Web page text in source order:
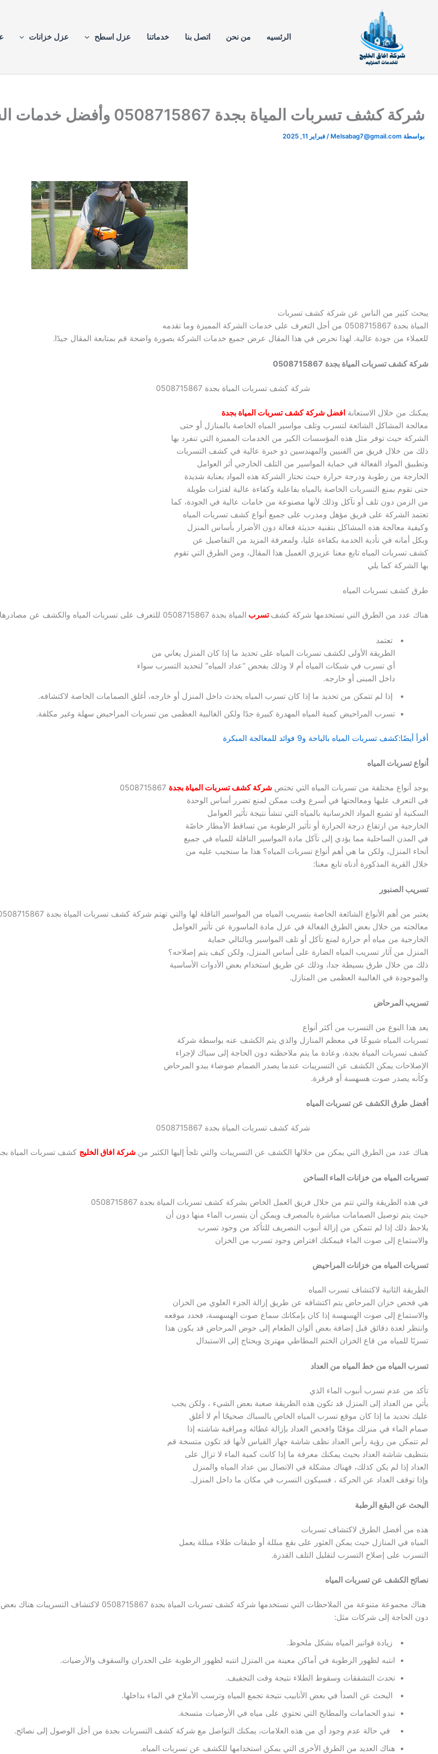
الرئسيه من نحن اتصل بنا خدماتنا عزل اسطح عزل خزانات
شركة كشف تسربات المياة بجدة 0508715867 وأفضل خدمات الشركة
بواسطة Melsabag7@gmail.com
/ فبراير 11, 2025
يبحث كثير من الناس عن شركة كشف تسربات
المياة بجدة 0508715867 من أجل التعرف على خدمات الشركة المميزة وما تقدمه
للعملاء من جودة عالية. لهذا نحرص في هذا المقال عرض جميع خدمات الشركة بصورة واضحة قم بمتابعة المقال جيدًا.
شركة كشف تسربات المياة بجدة 0508715867
شركة كشف تسربات المياة بجدة 0508715867
يمكنك من خلال الاستعانة افضل شركة كشف تسربات المياة بجدة
معالجة المشاكل الشائعة لتسرب وتلف مواسير المياه الخاصة بالمنازل أو حتى
الشركة حيث توفر مثل هذه المؤسسات الكير من الخدمات المميزة التي تنفرد بها
ذلك من خلال فريق من الفنيين والمهندسين ذو خبرة عالية في كشف التسربات
وتطبيق المواد الفعالة في حماية المواسير من التلف الخارجي أثر العوامل
الخارجة من رطوبة ودرجة حرارة حيث تختار الشركة هذه المواد بعناية شديدة
حتى تقوم بمنع التسربات الخاصة بالمياه بفاعلية وكفاءة عالية لفترات طويلة
من الزمن دون تلف أو تآكل وذلك لأنها مصنوعة من خامات عالية في الجودة، كما
تعتمد الشركة على فريق مؤهل ومدرب على جميع أنواع كشف تسربات المياه
وكيفية معالجة هذه المشاكل بتقنية حديثة فعالة دون الأضرار بأساس المنزل
وبكل أمانه في تأدية الخدمة بكفاءة عليا، ولمعرفة المزيد من التفاصيل عن
كشف تسربات المياه تابع معنا عزيزي العميل هذا المقال، ومن الطرق التي تقوم
بها الشركة كما يلي
طرق كشف تسربات المياه
هناك عدد من الطرق التي تستخدمها شركة كشف تسرب المياة بجدة 0508715867 للتعرف على تسربات المياه والكشف عن مصادرها
تعتمد
الطريقة الأولى لكشف تسربات المياه على تحديد ما إذا كان المنزل يعاني من
أي تسرب في شبكات المياه أم لا وذلك بفحص “عداد المياه” لتحديد التسرب سواء
داخل المبنى أو خارجه.
إذا لم تتمكن من تحديد ما إذا كان تسرب المياه يحدث داخل المنزل أو خارجه، أغلق الصمامات الخاصة لاكتشافه.
تسرب المراحيض كمية المياه المهدرة كبيرة جدًا ولكن الغالبية العظمى من تسربات المراحيض سهلة وغير مكلفة.
أقرأ أيضًا:كشف تسربات المياه بالباحة و9 فوائد للمعالجة المبكرة
أنواع تسربات المياه
يوجد أنواع مختلفة من تسربات المياه التي تختص شركة كشف تسربات المياة بجدة
في التعرف عليها ومعالجتها في أسرع وقت ممكن لمنع تضرر أساس الوحدة
السكنية أو تشبع المواد الخرسانية بالمياه التي تنشأ نتيجة تأثير العوامل
الخارجية من ارتفاع درجة الحرارة أو تأثير الرطوبة من تساقط الأمطار خاصًة
في المدن الساحلية مما يؤدي إلى تآكل مادة المواسير الناقلة للمياه في جميع
أنحاء المنزل، ولكن ما هي أهم أنواع تسربات المياه؟ هذا ما سنجيب عليه من
خلال القرية المذكورة أدناه تابع معنا:
تسريب الصنبور
يعتبر من أهم الأنواع الشائعة الخاصة بتسريب المياه من المواسير الناقلة لها والتي تهتم شركة كشف تسربات المياة بجدة 0508715867
معالجته من خلال بعض الطرق الفعالة في عزل مادة الماسورة عن تأثير العوامل
الخارجية من مياه أم حرارة لمنع تآكل أو تلف المواسير وبالتالي حماية
المنزل من آثار تسريب المياه الضارة على أساس المنزل، ولكن كيف يتم إصلاحه؟
ذلك من خلال طرق بسيطة جدا، وذلك عن طريق استخدام بعض الأدوات الأساسية
والموجودة في الغالبية العظمى من المنازل.
تسريب المرحاض
يعد هذا النوع من التسرب من أكثر أنواع
تسربات المياه شيوعًا في معظم المنازل والذي يتم الكشف عنه بواسطة شركة
كشف تسربات المياة بجدة، وعادة ما يتم ملاحظته دون الحاجة إلى سباك لإجراء
الإصلاحات يمكن الكشف عن التسريبات عندما يصدر الصمام ضوضاء يبدو المرحاض
وكأنه يصدر صوت هسهسة أو قرقرة.
أفضل طرق الكشف عن تسربات المياه
شركة كشف تسربات المياة بجدة 0508715867
هناك عدد من الطرق التي يمكن من خلالها الكشف عن التسريبات والتي تلجأ إليها الكثير من شركة افاق الخليج كشف تسربات المياة بجدة
تسربات المياه من خزانات الماء الساخن
في هذه الطريقة والتي تتم من خلال فريق العمل الخاص بشركة كشف تسربات المياة بجدة 0508715867
حيث يتم توصيل الصمامات مباشرة بالمصرف ويمكن أن يتسرب الماء منها دون أن
يلاحظ ذلك إذا لم تتمكن من إزالة أنبوب التصريف للتأكد من وجود تسرب
والاستماع إلى صوت الماء فيمكنك افتراض وجود تسرب من الخزان
تسربات المياه من خزانات المراحيض
الطريقة الثانية لاكتشاف تسرب المياه
هي فحص خزان المرحاض يتم اكتشافه عن طريق إزالة الجزء العلوي من الخزان
والاستماع إلى صوت الهسهسة إذا كان بإمكانك سماع صوت الهسهسة، فحدد موقعه
وانتظر لعدة دقائق قبل إضافة بعض ألوان الطعام إلى حوض المرحاض قد يكون هذا
تسربًا للمياه من قاع الخزان الختم المطاطي مهترئ ويحتاج إلى الاستبدال
تسرب المياه من خط المياه من العداد
تأكد من عدم تسرب أنبوب الماء الذي
يأتي من العداد إلى المنزل قد تكون هذه الطريقة صعبة بعض الشيء ، ولكن يجب
عليك تحديد ما إذا كان موقع تسرب المياه الخاص بالسباك صحيحًا أم لا أغلق
صمام الماء في منزلك مؤقتًا وافحص العداد بإزالة غطائه ومراقبة شاشته إذا
لم تتمكن من رؤية رأس العداد نظف شاشة جهاز القياس لأنها قد تكون متسخة قم
بتنظيف شاشة العداد بحيث يمكنك معرفة ما إذا كانت كمية الماء لا تزال على
العداد إذا لم يكن كذلك، فهناك مشكلة في الاتصال بين عداد المياه والمنزل
وإذا توقف العداد عن الحركة ، فسيكون التسرب في مكان ما داخل المنزل.
البحث عن البقع الرطبة
هذه من أفضل الطرق لاكتشاف تسربات
المياه في المنازل حيث يمكن العثور على بقع مبللة أو طبقات طلاء مبللة يعمل
التسرب على إصلاح التسرب لتقليل التلف القدرة.
نصائح الكشف عن تسربات المياه
هناك مجموعة متنوعة من الملاحظات التي تستخدمها شركة كشف تسربات المياة بجدة 0508715867
لاكتشاف التسريبات هناك
دون الحاجة إلى شركات مثل:
زيادة فواتير المياه بشكل ملحوظ.
انتبه لظهور الرطوبة في أماكن معينة من المنزل انتبه لظهور الرطوبة على الجدران والسقوف والأرضيات.
تحدث التشققات وسقوط الطلاء نتيجة وقت التجفيف.
البحث عن الصدأ في بعض الأنابيب نتيجة تجمع المياه وترسب الأملاح في الماء بداخلها.
تبدو الحمامات والمطابخ التي تحتوي على مياه في الأرضيات متسخة.
في حالة عدم وجود أي من هذه العلامات، يمكنك التواصل مع شركة كشف التسربات بجدة من أجل الوصول إلى نصائح.
هناك العديد من الطرق الأخرى التي يمكن استخدامها للكشف عن تسربات المياه.